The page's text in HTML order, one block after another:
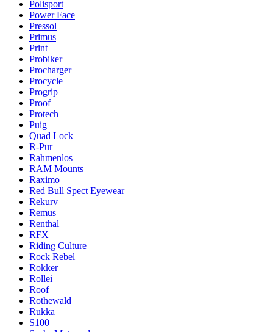
Polisport
Power Face
Pressol
Primus
Print
Probiker
Procharger
Procycle
Progrip
Proof
Protech
Puig
Quad Lock
R-Pur
Rahmenlos
RAM Mounts
Raximo
Red Bull Spect Eyewear
Rekurv
Remus
Renthal
RFX
Riding Culture
Rock Rebel
Rokker
Rollei
Roof
Rothewald
Rukka
S100